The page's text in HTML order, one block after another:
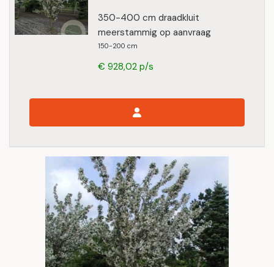
350-400 cm draadkluit
meerstammig op aanvraag
150-200 cm
€ 928,02 p/s